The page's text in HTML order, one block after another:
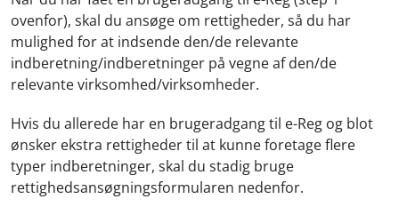
ovenfor), skal du ansøge om rettigheder, så du har
mulighed for at indsende den/de relevante
indberetning/indberetninger på vegne af den/de
relevante virksomhed/virksomheder.
Hvis du allerede har en brugeradgang til e-Reg og blot
ønsker ekstra rettigheder til at kunne foretage flere
typer indberetninger, skal du stadig bruge
rettighedsansøgningsformularen nedenfor.